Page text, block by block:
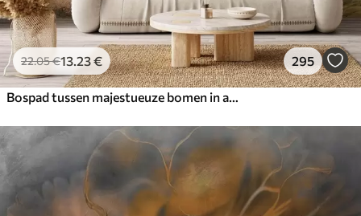
22.05€13 .23€ 295